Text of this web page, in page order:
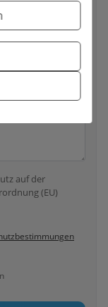
auf der
(EU)